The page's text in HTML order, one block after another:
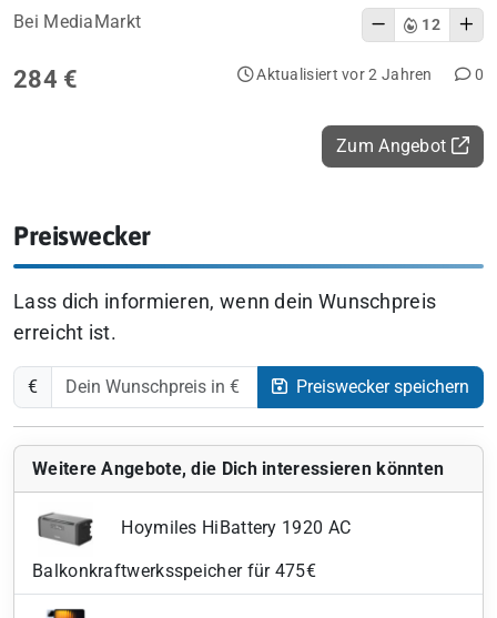
Bei MediaMarkt 12
284 € Aktualisiert vor 2 Jahren 0
Zum Angebot
Preiswecker
Lass dich informieren, wenn dein Wunschpreis
erreicht ist.
€ Preiswecker speichern
Weitere Angebote, die Dich interessieren könnten
Hoymiles HiBattery 1920 AC
Balkonkraftwerksspeicher für 475€